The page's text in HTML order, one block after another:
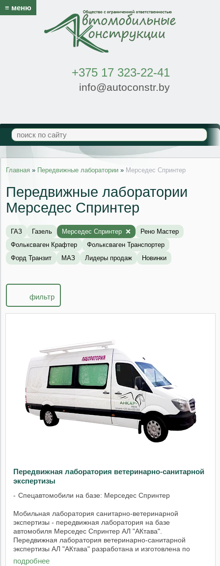
≡ меню
+375 17 323-22-41
info@autoconstr.by
Главная » Передвижные лаборатории » Мерседес Спринтер
Передвижные лаборатории
Мерседес Спринтер
ГАЗ Газель Мерседес Спринтер
Рено Мастер
Фольксваген Крафтер
Фольксваген Транспортер
Форд Транзит
МАЗ Лидеры продаж Новинки
фильтр
Передвижная лаборатория ветеринарно-санитарной
экспертизы
Спецавтомобили на базе: Мерседес Спринтер
Мобильная лаборатория санитарно-ветеринарной
экспертизы - передвижная лаборатория на базе
автомобиля Мерседес Спринтер АЛ "АКтава".
Передвижная лаборатория ветеринарно-санитарной
экспертизы АЛ "АКтава" разработана и изготовлена по
техническому ...
подробнее